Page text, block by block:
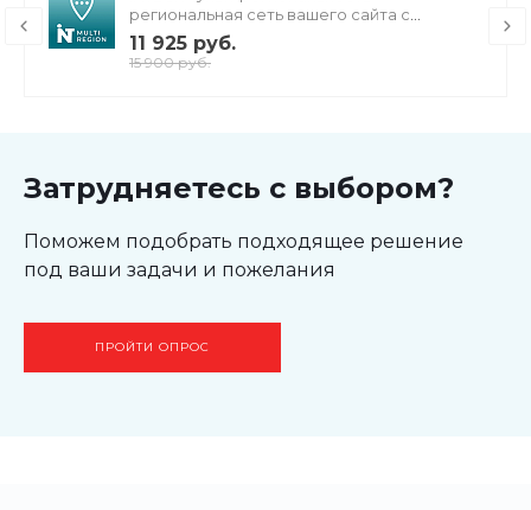
1. Покупаете решение на Маркетплейс.
2. Заполняете форму по ссылке.
3. Получаете модуль в подарок.
Динамическая панель -
целая вселенная
настроек дизайна
региональная сеть вашего сайта с
продвижением в поисковиках
11 925 руб.
15 900 руб.
Затрудняетесь с выбором?
Поможем подобрать подходящее решение
под ваши задачи и пожелания
ПРОЙТИ ОПРОС